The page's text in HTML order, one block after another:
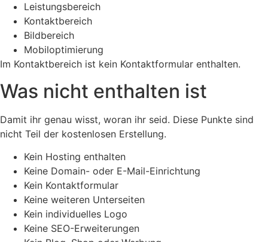
Leistungsbereich
Kontaktbereich
Bildbereich
Mobiloptimierung
Im Kontaktbereich ist kein Kontaktformular enthalten.
Was nicht enthalten ist
Damit ihr genau wisst, woran ihr seid. Diese Punkte sind
nicht Teil der kostenlosen Erstellung.
Kein Hosting enthalten
Keine Domain- oder E-Mail-Einrichtung
Kein Kontaktformular
Keine weiteren Unterseiten
Kein individuelles Logo
Keine SEO-Erweiterungen